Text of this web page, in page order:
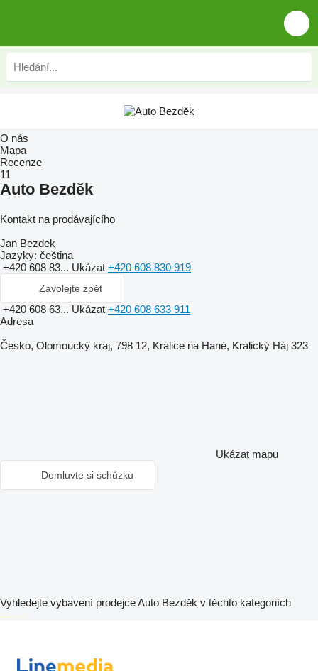
O nás
Mapa
Recenze
11
Auto Bezděk
Kontakt na prodávajícího
Jan Bezdek
Jazyky: čeština
+420 608 83... Ukázat +420 608 830 919
Zavolejte zpět
+420 608 63... Ukázat +420 608 633 911
Adresa
Česko, Olomoucký kraj, 798 12, Kralice na Hané, Kralický Háj 323
Ukázat mapu
Domluvte si schůzku
Vyhledejte vybavení prodejce Auto Bezděk v těchto kategoriích
disallow-in-dsa